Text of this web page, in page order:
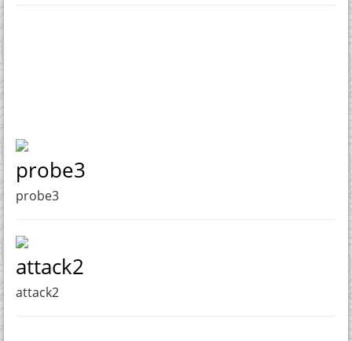
probe3
probe3
attack2
attack2